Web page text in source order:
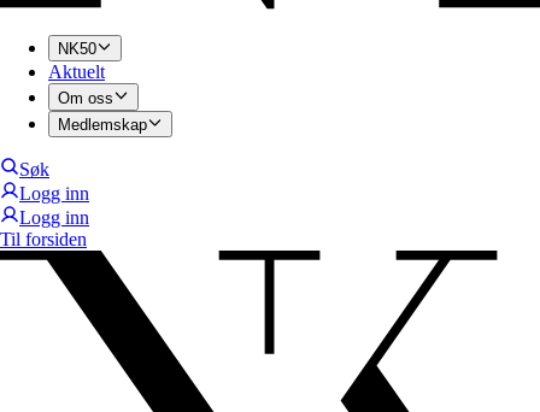
NK50
Aktuelt
Om oss
Medlemskap
Søk
Logg inn
Logg inn
Til forsiden